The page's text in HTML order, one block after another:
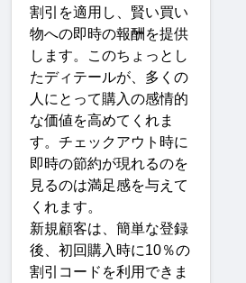
割引を適用し、賢い買い
物への即時の報酬を提供
します。このちょっとし
たディテールが、多くの
人にとって購入の感情的
な価値を高めてくれま
す。チェックアウト時に
即時の節約が現れるのを
見るのは満足感を与えて
くれます。
新規顧客は、簡単な登録
後、初回購入時に10％の
割引コードを利用できま